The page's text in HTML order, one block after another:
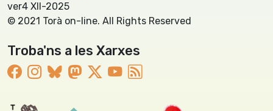
ver4 XII-2025
© 2021 Torà on-line. All Rights Reserved
Troba'ns a les Xarxes